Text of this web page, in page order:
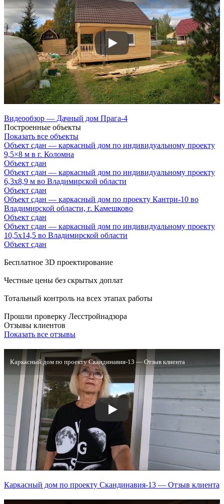
Видеообзор — Дачный дом Прага-4
Построенные объекты
Показать все объекты
Объект сдан — каркасный дом по индивидуальному проекту
9,5×8 м в г. Коломна
Объект сдан
Объект сдан — каркасный дом по индивидуальному проекту
6,3х8,9 м во Владимирской области
Объект сдан
Объект сдан — каркасный дом по проекту Кантри-10 во
Владимирской области, г. Камешково
Объект сдан
Объект сдан — каркасный дом по индивидуальному проекту
10,5х14,5 во Владимирской области
Объект сдан
Бесплатное 3D проектирование
Честные цены без скрытых доплат
Тотальный контроль на всех этапах работы
Прошли проверку Лесстройнадзора
Отзывы клиентов
Показать все отзывы
Каркасный дом по проекту Скандинавия-13 — Отзыв клиента
Каркасный дом по проекту Скандинавия-13 — Отзыв клиента